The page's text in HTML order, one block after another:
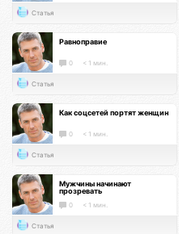
Статья
Равноправие
0 < 1 мин.
Статья
Как соцсетей портят женщин
0 < 1 мин.
Статья
Мужчины начинают
прозревать
0 < 1 мин.
Статья